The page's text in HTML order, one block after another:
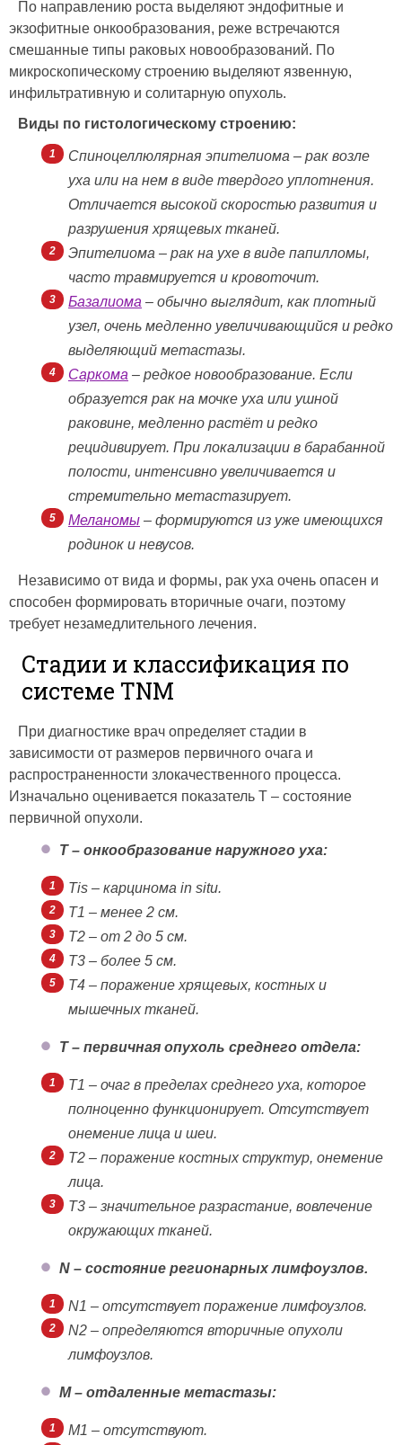
По направлению роста выделяют эндофитные и
экзофитные онкообразования, реже встречаются
смешанные типы раковых новообразований. По
микроскопическому строению выделяют язвенную,
инфильтративную и солитарную опухоль.
Виды по гистологическому строению:
Спиноцеллюлярная эпителиома – рак возле
уха или на нем в виде твердого уплотнения.
Отличается высокой скоростью развития и
разрушения хрящевых тканей.
Эпителиома – рак на ухе в виде папилломы,
часто травмируется и кровоточит.
Базалиома – обычно выглядит, как плотный
узел, очень медленно увеличивающийся и редко
выделяющий метастазы.
Саркома – редкое новообразование. Если
образуется рак на мочке уха или ушной
раковине, медленно растёт и редко
рецидивирует. При локализации в барабанной
полости, интенсивно увеличивается и
стремительно метастазирует.
Меланомы – формируются из уже имеющихся
родинок и невусов.
Независимо от вида и формы, рак уха очень опасен и
способен формировать вторичные очаги, поэтому
требует незамедлительного лечения.
Стадии и классификация по
системе TNM
При диагностике врач определяет стадии в
зависимости от размеров первичного очага и
распространенности злокачественного процесса.
Изначально оценивается показатель T – состояние
первичной опухоли.
T – онкообразование наружного уха:
Tis – карцинома in situ.
T1 – менее 2 см.
T2 – от 2 до 5 см.
T3 – более 5 см.
T4 – поражение хрящевых, костных и
мышечных тканей.
T – первичная опухоль среднего отдела:
T1 – очаг в пределах среднего уха, которое
полноценно функционирует. Отсутствует
онемение лица и шеи.
T2 – поражение костных структур, онемение
лица.
T3 – значительное разрастание, вовлечение
окружающих тканей.
N – состояние регионарных лимфоузлов.
N1 – отсутствует поражение лимфоузлов.
N2 – определяются вторичные опухоли
лимфоузлов.
M – отдаленные метастазы:
M1 – отсутствуют.